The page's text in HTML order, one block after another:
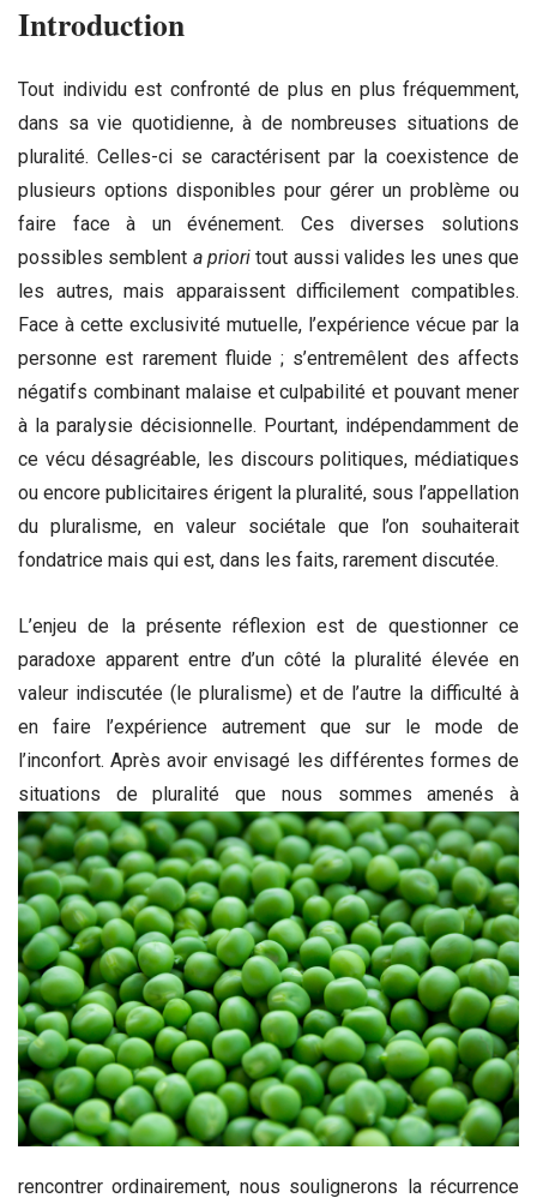
Introduction
Tout individu est confronté de plus en plus fréquemment,
dans sa vie quotidienne, à de nombreuses situations de
pluralité. Celles-ci se caractérisent par la coexistence de
plusieurs options disponibles pour gérer un problème ou
faire face à un événement. Ces diverses solutions
possibles semblent a prioritout aussi valides les unes que
les autres, mais apparaissent difficilement compatibles.
Face à cette exclusivité mutuelle, l’expérience vécue par la
personne est rarement fluide ; s’entremêlent des affects
négatifs combinant malaise et culpabilité et pouvant mener
à la paralysie décisionnelle. Pourtant, indépendamment de
ce vécu désagréable, les discours politiques, médiatiques
ou encore publicitaires érigent la pluralité, sous l’appellation
du pluralisme, en valeur sociétale que l’on souhaiterait
fondatrice mais qui est, dans les faits, rarement discutée.
L’enjeu de la présente réflexion est de questionner ce
paradoxe apparent entre d’un côté la pluralité élevée en
valeur indiscutée (le pluralisme) et de l’autre la difficulté à
en faire l’expérience autrement que sur le mode de
l’inconfort. Après avoir envisagé les différentes formes de
situations de pluralité que nous sommes amenés à
rencontrer ordinairement, nous soulignerons la récurrence